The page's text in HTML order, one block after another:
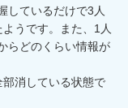
しているだけで3人
うです。また、1人
らどのくらい情報が
消している状態で